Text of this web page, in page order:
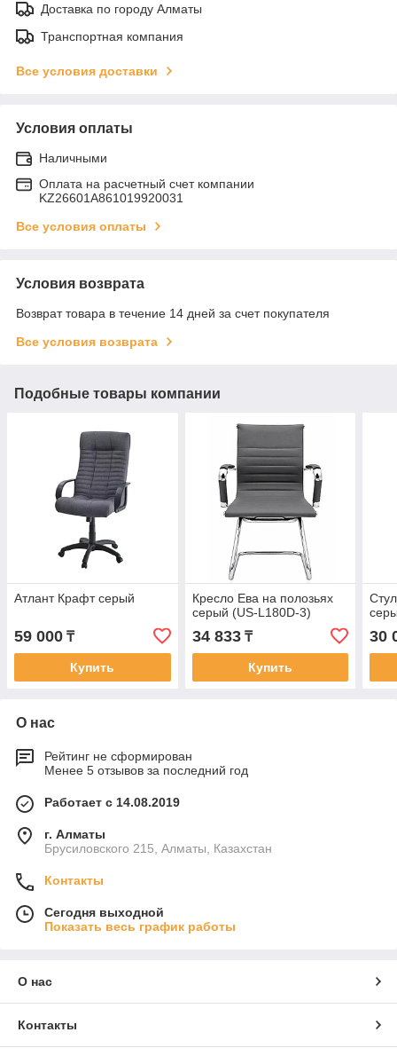
Доставка по городу Алматы
Транспортная компания
Все условия доставки
Условия оплаты
Наличными
Оплата на расчетный счет компании
KZ26601A861019920031
Все условия оплаты
Условия возврата
Возврат товара в течение 14 дней за счет покупателя
Все условия возврата
Подобные товары компании
Атлант Крафт серый
59 000 ₸
Купить
Кресло Ева на полозьях
серый (US-L180D-3)
34 833₸
Купить
30
О нас
Рейтинг не сформирован
Менее 5 отзывов за последний год
Работает с 14.08.2019
г. Алматы
Брусиловского 215, Алматы, Казахстан
Контакты
Сегодня выходной
Показать весь график работы
О нас
Контакты